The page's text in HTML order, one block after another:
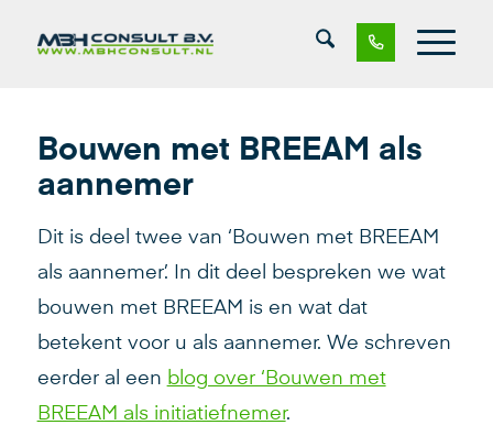
Bouwen met BREEAM als
aannemer
Dit is deel twee van ‘Bouwen met BREEAM
als aannemer’. In dit deel bespreken we wat
bouwen met BREEAM is en wat dat
betekent voor u als aannemer. We schreven
eerder al een blog over ‘Bouwen met
BREEAM als initiatiefnemer.